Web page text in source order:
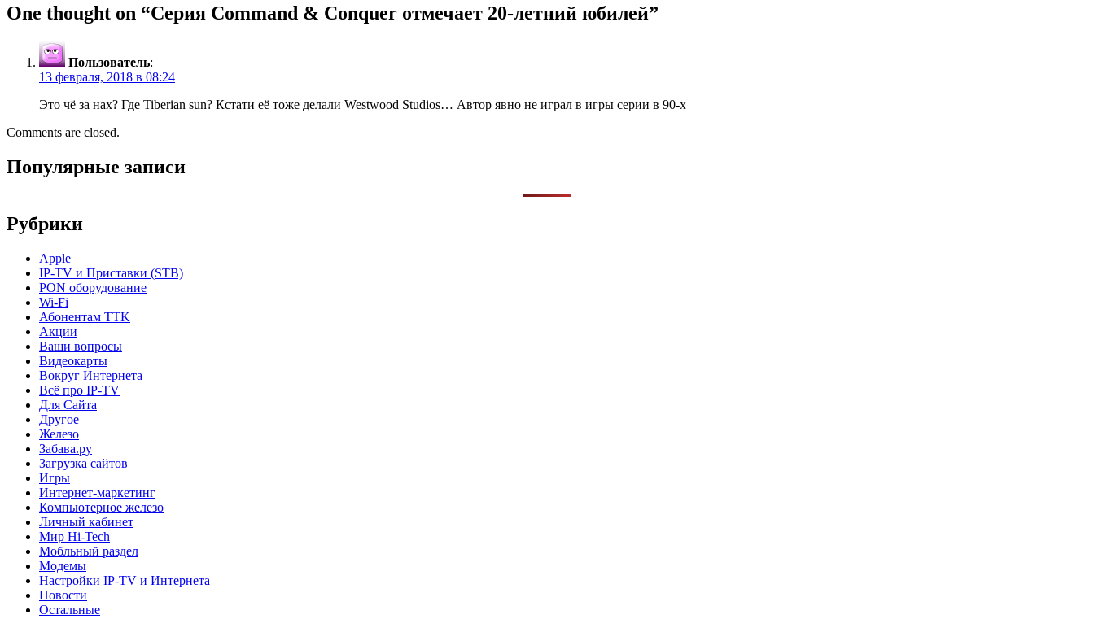
One thought on “Серия Command & Conquer отмечает 20-летний юбилей”
Пользователь:
13 февраля, 2018 в 08:24
Это чё за нах? Где Tiberian sun? Кстати её тоже делали Westwood Studios… Автор явно не играл в игры серии в 90-х
Comments are closed.
Популярные записи
Рубрики
Apple
IP-TV и Приставки (STB)
PON оборудование
Wi-Fi
Абонентам TTK
Акции
Ваши вопросы
Видеокарты
Вокруг Интернета
Всё про IP-TV
Для Сайта
Другое
Железо
Забава.ру
Загрузка сайтов
Игры
Интернет-маркетинг
Компьютерное железо
Личный кабинет
Мир Hi-Tech
Мобльный раздел
Модемы
Настройки IP-TV и Интернета
Новости
Остальные